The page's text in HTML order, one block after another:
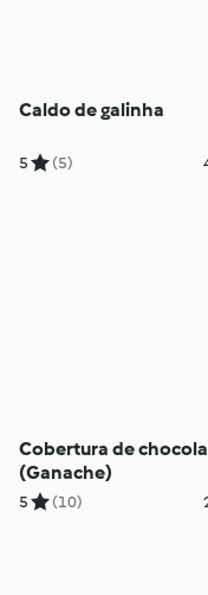
Caldo de galinha
5 (5)
Cobertura de
(Ganache)
5 (10)